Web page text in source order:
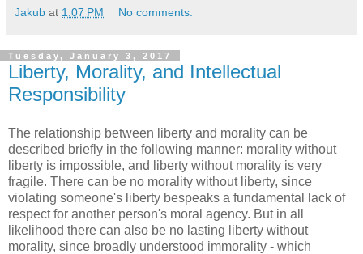
Jakub at 1:07 PM No comments:
Tuesday, January 3, 2017
Liberty, Morality, and Intellectual
Responsibility
The relationship between liberty and morality can be
described briefly in the following manner: morality without
liberty is impossible, and liberty without morality is very
fragile. There can be no morality without liberty, since
violating someone's liberty bespeaks a fundamental lack of
respect for another person's moral agency. But in all
likelihood there can also be no lasting liberty without
morality, since broadly understood immorality - which